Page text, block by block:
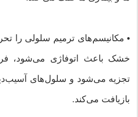
• مکانیسم‌های ترمیم سلولی را
خشک باعث اتوفاژی می‌شود،
تجزیه می‌شود و سلول‌های
بازیافت می‌کند.